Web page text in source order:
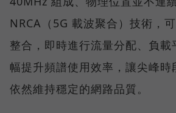
NRCA（5G 載波聚合）技術，
整合，即時進行流量分配、負載
幅提升頻譜使用效率，讓尖峰時
依然維持穩定的網路品質。